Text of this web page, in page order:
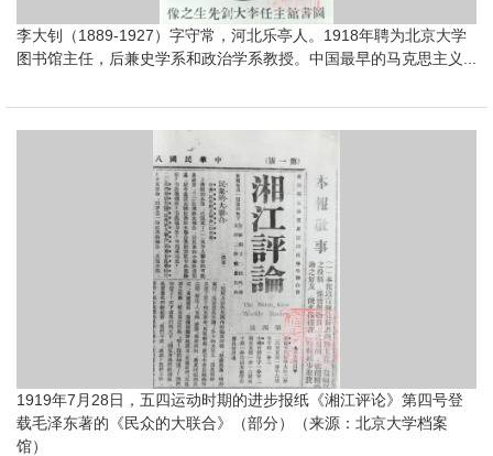
李大钊（1889-1927）字守常，河北乐亭人。1918年聘为北京大学
图书馆主任，后兼史学系和政治学系教授。中国最早的马克思主义...
1919年7月28日，五四运动时期的进步报纸《湘江评论》第四号登
载毛泽东著的《民众的大联合》（部分）（来源：北京大学档案
馆）